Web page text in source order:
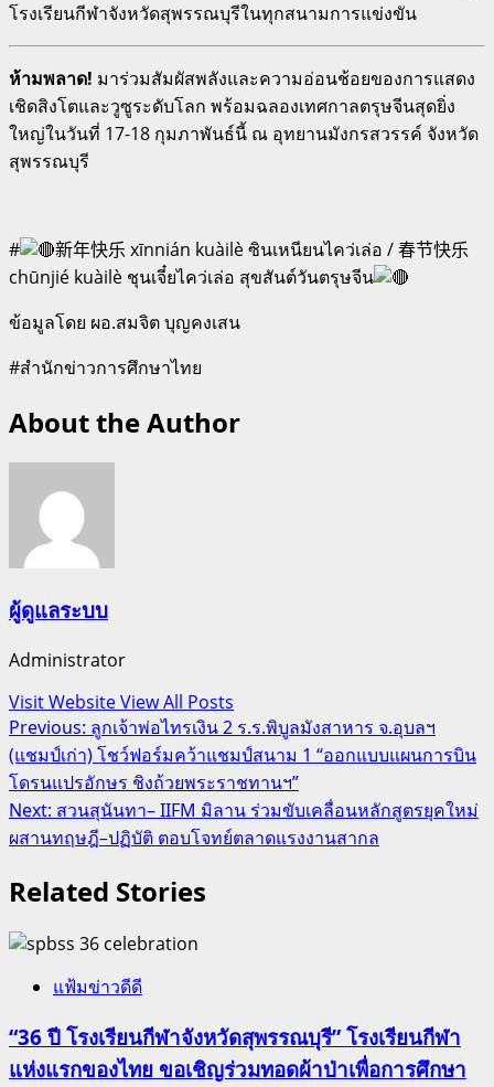
โรงเรียนกีฬาจังหวัดสุพรรณบุรีในทุกสนามการแข่งขัน
ห้ามพลาด! มาร่วมสัมผัสพลังและความอ่อนช้อยของการแสดง
เชิดสิงโตและวูซูระดับโลก พร้อมฉลองเทศกาลตรุษจีนสุดยิ่ง
ใหญ่ในวันที่ 17-18 กุมภาพันธ์นี้ ณ อุทยานมังกรสวรรค์ จังหวัด
สุพรรณบุรี
#
新年快乐 xīnnián kuàilè ซินเหนียนไคว่เล่อ / 春节快乐
chūnjié kuàilè ชุนเจี๋ยไคว่เล่อ สุขสันต์วันตรุษจีน
ข้อมูลโดย ผอ.สมจิต บุญคงเสน
#สำนักข่าวการศึกษาไทย
About the Author
ผู้ดูแลระบบ
Administrator
Visit WebsiteView All Posts
Post
navigation
Previous: ลูกเจ้าพ่อไทรเงิน 2 ร.ร.พิบูลมังสาหาร จ.อุบลฯ
(แชมป์เก่า) โชว์ฟอร์มคว้าแชมป์สนาม 1 “ออกแบบแผนการบิน
โดรนแปรอักษร ชิงถ้วยพระราชทานฯ”
Next: สวนสุนันทา– IIFM มิลาน ร่วมขับเคลื่อนหลักสูตรยุคใหม่
ผสานทฤษฎี–ปฏิบัติ ตอบโจทย์ตลาดแรงงานสากล
Related Stories
แฟ้มข่าวดีดี
“36 ปี โรงเรียนกีฬาจังหวัดสุพรรณบุรี” โรงเรียนกีฬา
แห่งแรกของไทย ขอเชิญร่วมทอดผ้าป่าเพื่อการศึกษา